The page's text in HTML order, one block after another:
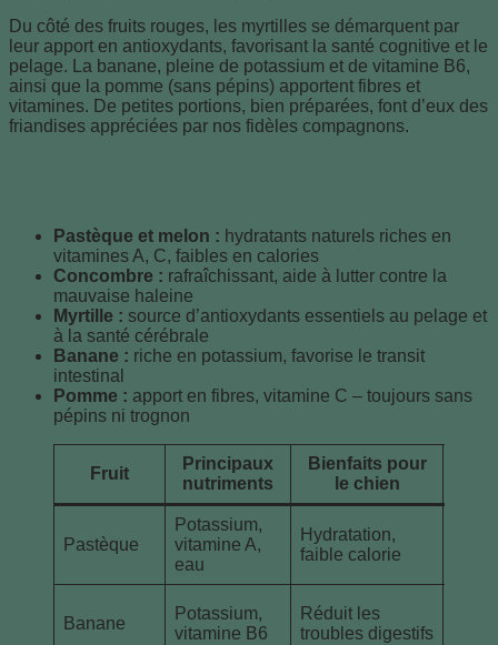
Du côté des fruits rouges, les myrtilles se démarquent par
leur apport en antioxydants, favorisant la santé cognitive et le
pelage. La banane, pleine de potassium et de vitamine B6,
ainsi que la pomme (sans pépins) apportent fibres et
vitamines. De petites portions, bien préparées, font d’eux des
friandises appréciées par nos fidèles compagnons.
Pastèque et melon : hydratants naturels riches en
vitamines A, C, faibles en calories
Concombre : rafraîchissant, aide à lutter contre la
mauvaise haleine
Myrtille : source d’antioxydants essentiels au pelage et
à la santé cérébrale
Banane : riche en potassium, favorise le transit
intestinal
Pomme : apport en fibres, vitamine C – toujours sans
pépins ni trognon
Fruit
Principaux
nutriments
Bienfaits pour
le chien
Pastèque
Potassium,
vitamine A,
eau
Hydratation,
faible calorie
Banane
Potassium,
vitamine B6
Réduit les
troubles digestifs